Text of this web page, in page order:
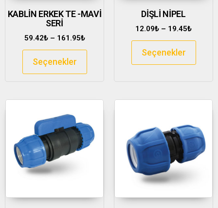
KABLİN ERKEK TE -MAVİ
SERİ
59.42₺ – 161.95₺
Seçenekler
DİŞLİ NİPEL
12.09₺ – 19.45₺
Seçenekler